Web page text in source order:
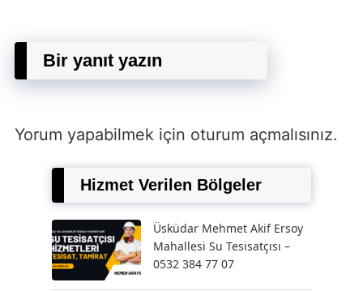
Bir yanıt yazın
Yorum yapabilmek için oturum açmalısınız.
Hizmet Verilen Bölgeler
Üsküdar Mehmet Akif Ersoy
Mahallesi Su Tesisatçısı –
0532 384 77 07